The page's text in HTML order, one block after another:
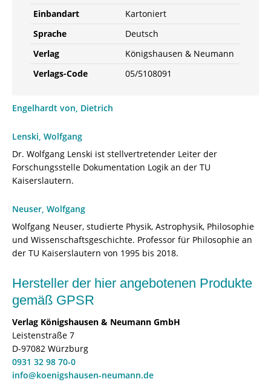
Einbandart
Kartoniert
Sprache
Deutsch
Verlag
Königshausen & Neumann
Verlags-Code
05/5108091
Engelhardt von, Dietrich
Lenski, Wolfgang
Dr. Wolfgang Lenski ist stellvertretender Leiter der
Forschungsstelle Dokumentation Logik an der TU
Kaiserslautern.
Neuser, Wolfgang
Wolfgang Neuser, studierte Physik, Astrophysik, Philosophie
und Wissenschaftsgeschichte. Professor für Philosophie an
der TU Kaiserslautern von 1995 bis 2018.
Hersteller der hier angebotenen Produkte
gemäß GPSR
Verlag Königshausen & Neumann GmbH
Leistenstraße 7
D-97082 Würzburg
0931 32 98 70-0
info@koenigshausen-neumann.de